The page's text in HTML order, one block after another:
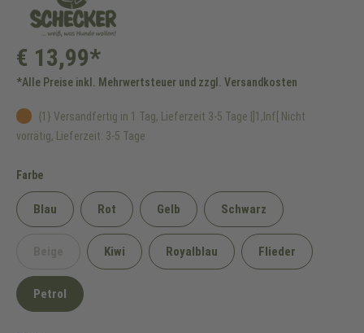
€ 13,99*
*Alle Preise inkl. Mehrwertsteuer und zzgl. Versandkosten
{1} Versandfertig in 1 Tag, Lieferzeit 3-5 Tage |]1,Inf[ Nicht
vorrätig, Lieferzeit: 3-5 Tage
Farbeauswählen
Blau Rot Gelb Schwarz
(Diese Option ist zurzeit nicht verfügbar.)
Kiwi Royalblau Flieder
Petrol